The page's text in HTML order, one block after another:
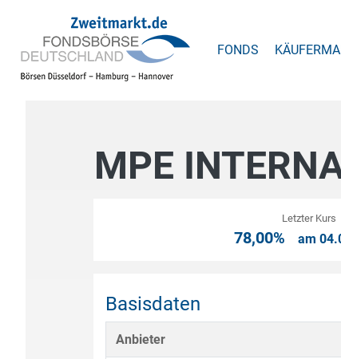
FONDS
MPE
Letzter Kurs
78,00% am
Basisdaten
Anbieter